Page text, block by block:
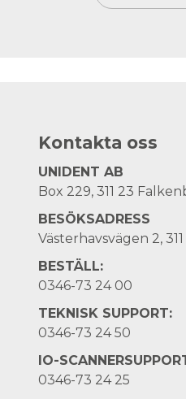
Kontakta oss
UNIDENT AB
Box 229, 311 23
BESÖKSADRESS
Västerhavsvägen 2,
BESTÄLL:
0346-73 24 00
TEKNISK SUPPORT:
0346-73 24 50
IO-
0346-73 24 25